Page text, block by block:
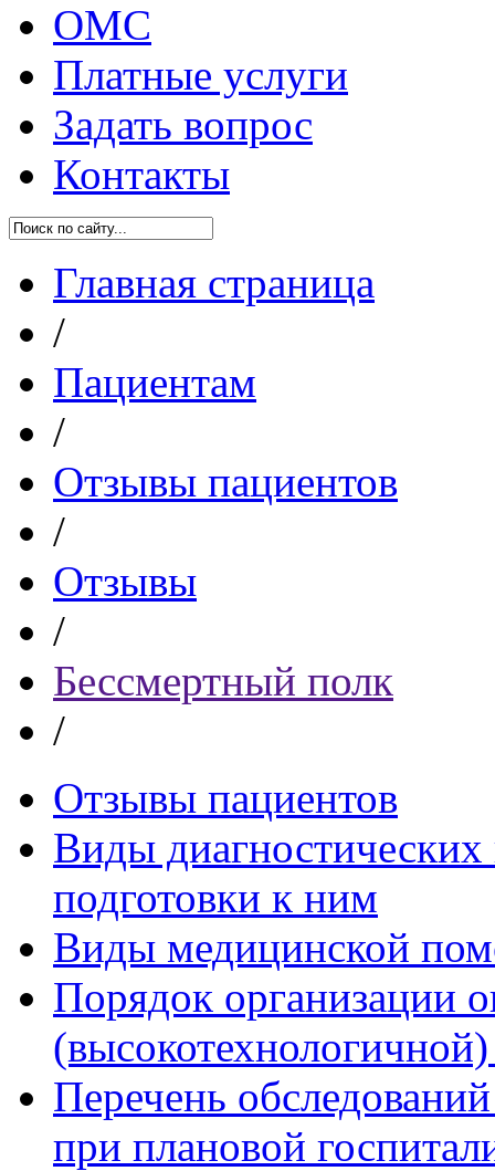
ОМС
Платные услуги
Задать вопрос
Контакты
Главная страница
/
Пациентам
/
Отзывы пациентов
/
Отзывы
/
Бессмертный полк
/
Отзывы пациентов
Виды диагностических
подготовки к ним
Виды медицинской
Порядок организации
Перечень
при плановой